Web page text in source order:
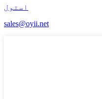
استول
sales@oyii.net